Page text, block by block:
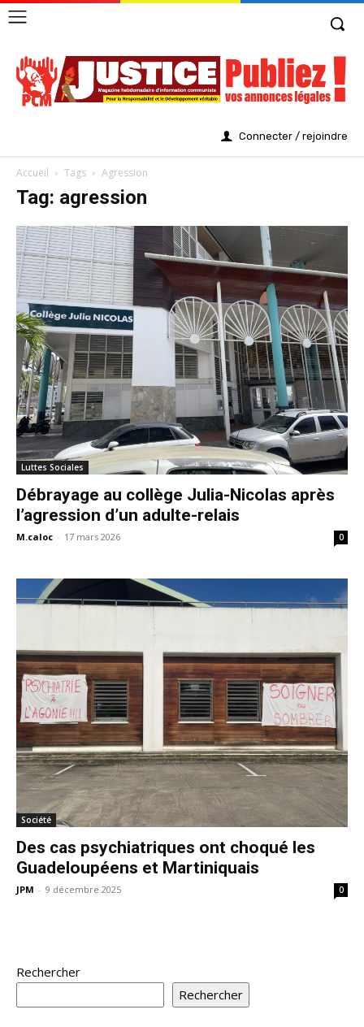
Connecter / rejoindre
Accueil Tags Agression
Tag: agression
Luttes Sociales
Débrayage au collège Julia-Nicolas après
l’agression d’un adulte-relais
M.caloc - 17 mars 2026 0
Société
Des cas psychiatriques ont choqué les
Guadeloupéens et Martiniquais
JPM - 9 décembre 2025 0
Rechercher
Rechercher